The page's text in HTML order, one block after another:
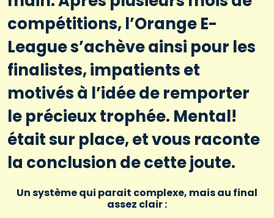
compétitions, l’Orange E-
League s’achève ainsi pour les
finalistes, impatients et
motivés à l’idée de remporter
le précieux trophée. Mental!
était sur place, et vous raconte
la conclusion de cette joute.
Un système qui parait complexe, mais au final
assez clair :